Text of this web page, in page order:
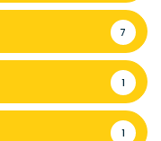
7
1
1